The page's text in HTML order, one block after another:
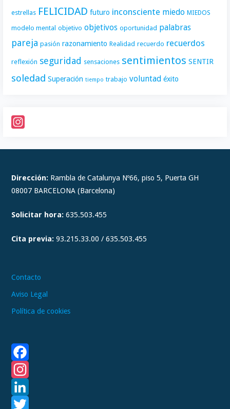
estrellas FELICIDAD futuro inconsciente miedo MIEDOS
modelo mental objetivo objetivos oportunidad palabras
pareja pasión razonamiento Realidad recuerdo recuerdos
reflexión seguridad sensaciones sentimientos SENTIR
soledad Superación tiempo trabajo voluntad éxito
n
t
a
r
m
Dirección: Rambla de Catalunya Nº66, piso 5, Puerta GH
08007 BARCELONA (Barcelona)
Solicitar hora: 635.503.455
Cita previa: 93.215.33.00 / 635.503.455
Contacto
Aviso Legal
Política de cookies
F
a
cn
L